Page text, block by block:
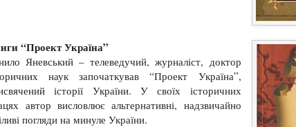
“Проект Україна”
Яневський – телеведучий, журналіст, доктор
наук започаткував “Проект Україна”,
історії України. У своїх історичних
автор висловлює альтернативні, надзвичайно
погляди на минуле України.